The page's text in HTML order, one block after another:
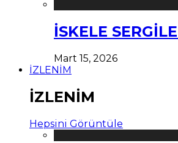
İSKELE
Mart 15, 2026
İZLENİM
İZLENİM
Hepsini Görüntüle